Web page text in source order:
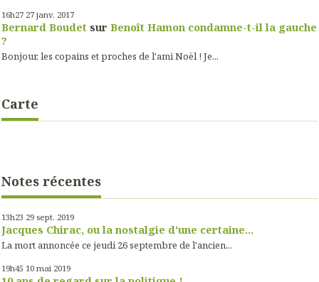
16h27 27 janv. 2017
Bernard Boudet sur Benoît Hamon condamne-t-il la gauche
?
Bonjour, les copains et proches de l'ami Noël ! Je...
Carte
Notes récentes
13h23 29 sept. 2019
Jacques Chirac, ou la nostalgie d'une certaine...
La mort annoncée ce jeudi 26 septembre de l'ancien...
19h45 10 mai 2019